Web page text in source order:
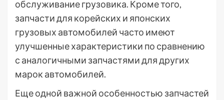
обслуживание грузовика. Кроме того,
запчасти для корейских и японских
грузовых автомобилей часто имеют
улучшенные характеристики по сравнению
с аналогичными запчастями для других
марок автомобилей.
Еще одной важной особенностью запчастей